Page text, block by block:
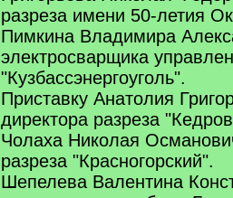
разреза имени 50-летия
Пимкина Владимира
электросварщика
"Кузбассэнергоуголь".
Приставку Анатолия
директора разреза
Чолаха Николая
разреза "Красногорский".
Шепелева Валентина